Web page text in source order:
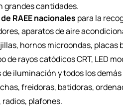
grandes cantidades.
RAEE nacionales para la
aparatos de aire
hornos microondas, placas
de rayos catódicos CRT, LED
iluminación y todos los
freidoras, batidoras,
plafones.